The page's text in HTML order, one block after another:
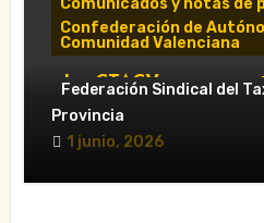
Confederación de
Comunidad Valenciana
«La CTACV carga
Decreto Ley y acusa
Federación Sindical del
Provincia
1 junio, 2026